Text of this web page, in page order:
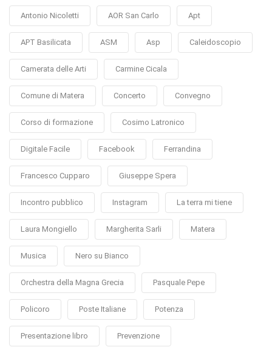
Antonio Nicoletti AOR San Carlo Apt
APT Basilicata ASM Asp Caleidoscopio
Camerata delle Arti Carmine Cicala
Comune di Matera Concerto Convegno
Corso di formazione Cosimo Latronico
Digitale Facile Facebook Ferrandina
Francesco Cupparo Giuseppe Spera
Incontro pubblico Instagram La terra mi tiene
Laura Mongiello Margherita Sarli Matera
Musica Nero su Bianco
Orchestra della Magna Grecia Pasquale Pepe
Policoro Poste Italiane Potenza
Presentazione libro Prevenzione